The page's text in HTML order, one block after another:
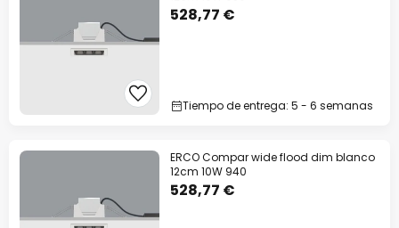
528,77 €
Tiempo de entrega: 5 - 6 semanas
ERCO Compar wide flood dim blanco
12cm 10W 940
528,77 €